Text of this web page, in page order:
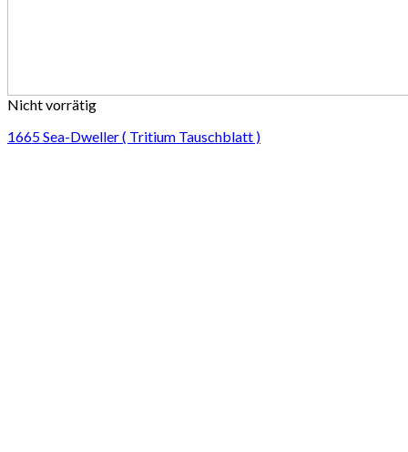
Nicht vorrätig
1665 Sea-Dweller ( Tritium Tauschblatt )